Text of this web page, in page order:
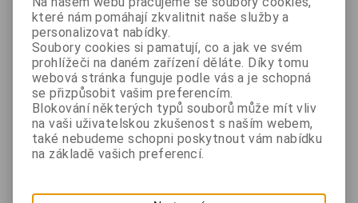
Rozhraní:
Bluetooth V5.0 - modely s Bluetooth
rozhraním
WLAN 802.11 b/g/n - (Ad-hoc, WiFi Direct) -
EP40/104, WPA1/2 (PSK, EAP) - modely s
WiFi rozhraním
sériové - všechny modely
Pro připojení USB nebo sériového
které nám pomáhají zkvalitnit naše služby a
personalizovat nabídky.
Soubory cookies si pamatují, co a jak ve svém
prohlížeči na daném zařízení děláte. Díky tomu
webová stránka funguje podle vás a je schopná
se přizpůsobit vašim preferencím.
Blokování některých typů souborů může mít vliv
na vaši uživatelskou zkušenost s naším webem,
také nebudeme schopni poskytnout vám nabídku
na základě vašich preferencí.